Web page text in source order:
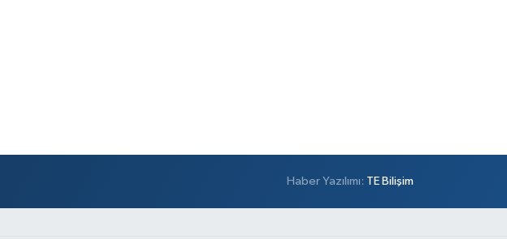
Haber Yazılımı: TE Bilişim